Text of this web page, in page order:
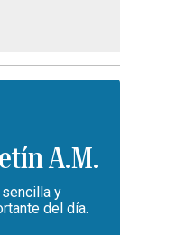
A.M.
y
del día.